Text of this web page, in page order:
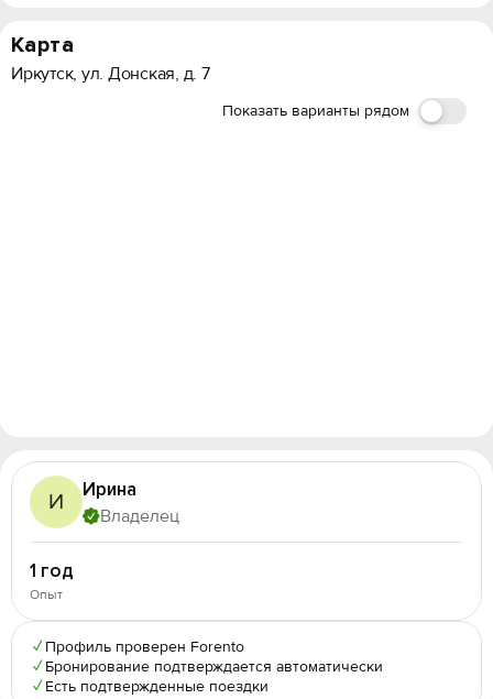
Карта
Иркутск, ул. Донская, д. 7
Показать варианты рядом
И Ирина
Владелец
1 год
Опыт
✓ Профиль проверен Forento
✓ Бронирование подтверждается автоматически
✓ Есть подтвержденные поездки